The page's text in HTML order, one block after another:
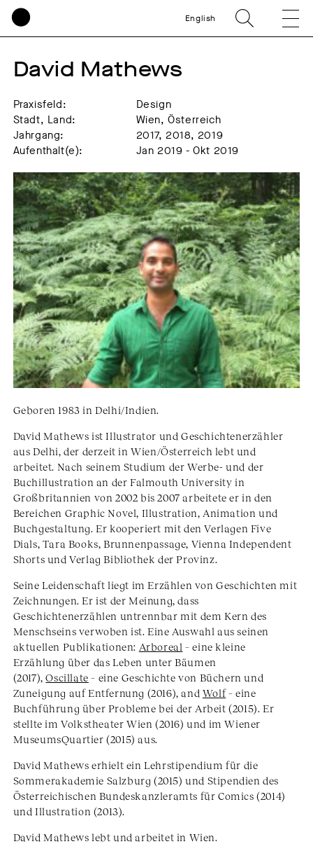
English
David Mathews
Praxisfeld:
Design
Stadt, Land:
Wien, Österreich
Jahrgang:
2017, 2018, 2019
Aufenthalt(e):
Jan 2019 - Okt 2019
Geboren 1983 in Delhi/Indien.
David Mathews ist Illustrator und Geschichtenerzähler
aus Delhi, der derzeit in Wien/Österreich lebt und
arbeitet. Nach seinem Studium der Werbe- und der
Buchillustration an der Falmouth University in
Großbritannien von 2002 bis 2007 arbeitete er in den
Bereichen Graphic Novel, Illustration, Animation und
Buchgestaltung. Er kooperiert mit den Verlagen Five
Dials, Tara Books, Brunnenpassage, Vienna Independent
Shorts und Verlag Bibliothek der Provinz.
Seine Leidenschaft liegt im Erzählen von Geschichten mit
Zeichnungen. Er ist der Meinung, dass
Geschichtenerzählen untrennbar mit dem Kern des
Menschseins verwoben ist. Eine Auswahl aus seinen
aktuellen Publikationen: Arboreal – eine kleine
Erzählung über das Leben unter Bäumen
(2017),Oscillate – eine Geschichte von Büchern und
Zuneigung auf Entfernung (2016), and Wolf– eine
Buchführung über Probleme bei der Arbeit (2015). Er
stellte im Volkstheater Wien (2016) und im Wiener
MuseumsQuartier (2015) aus.
David Mathews erhielt ein Lehrstipendium für die
Sommerakademie Salzburg (2015) und Stipendien des
Österreichischen Bundeskanzleramts für Comics (2014)
und Illustration (2013).
David Mathews lebt und arbeitet in Wien.